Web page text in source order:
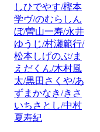
しひでやす/樫本
学ヴ/のむらしん
ぼ/曽山一寿/永井
ゆうじ/村瀬範行/
松本しげのぶ/ま
えだくん/木村風
太/黒田さくや/あ
ずまかなき/きさ
いちさとし/中村
夏寿紀